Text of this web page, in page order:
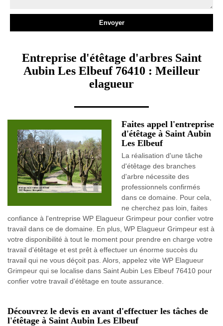
Entreprise d'étêtage d'arbres Saint
Aubin Les Elbeuf 76410 : Meilleur
elagueur
Faites appel l'entreprise
d'étêtage à Saint Aubin
Les Elbeuf
La réalisation d'une tâche
d'étêtage des branches
d'arbre nécessite des
professionnels confirmés
dans ce domaine. Pour cela,
ne cherchez pas loin, faites
confiance à l'entreprise WP Elagueur Grimpeur pour confier votre
travail dans ce de domaine. En plus, WP Elagueur Grimpeur est à
votre disponibilité à tout le moment pour prendre en charge votre
travail d'étêtage et est prêt à effectuer un énorme succès du
travail qui ne vous déçoit pas. Alors, appelez vite WP Elagueur
Grimpeur qui se localise dans Saint Aubin Les Elbeuf 76410 pour
confier votre travail d'étêtage en toute assurance.
Découvrez le devis en avant d'effectuer les tâches de
l'étêtage à Saint Aubin Les Elbeuf